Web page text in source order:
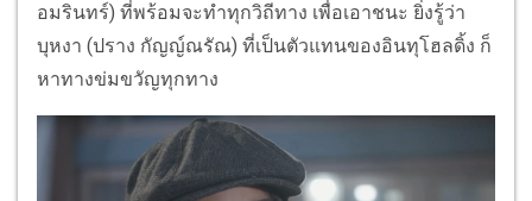
อมรินทร์) ที่พร้อมจะทำทุกวิถีทาง เพื่อเอาชนะ ยิ่งรู้ว่า
บุหงา (ปราง กัญญ์ณรัณ) ที่เป็นตัวแทนของอินทุโฮลดิ้ง ก็
หาทางข่มขวัญทุกทาง